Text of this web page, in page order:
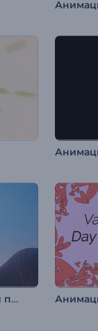
Анимация логотипа: Живая природа